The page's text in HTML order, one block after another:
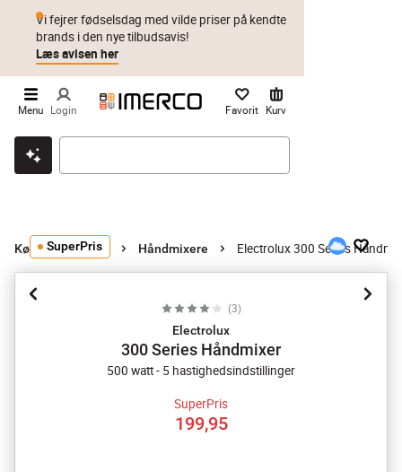
Klik & hent Byt i 1 år Prismatch
Vi fejrer fødselsdag med vilde priser på kendte
brands i den nye tilbudsavis!
Læs avisen her
Menu Login Favorit Kurv
Køkkenmaskiner Håndmixere Electrolux 300 Series
SuperPris
(3)
Electrolux
300 Series Håndmixer
500 watt - 5 hastighedsindstillinger
SuperPris
199,95